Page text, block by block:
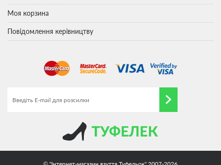
Моя корзина
Повідомлення керівництву